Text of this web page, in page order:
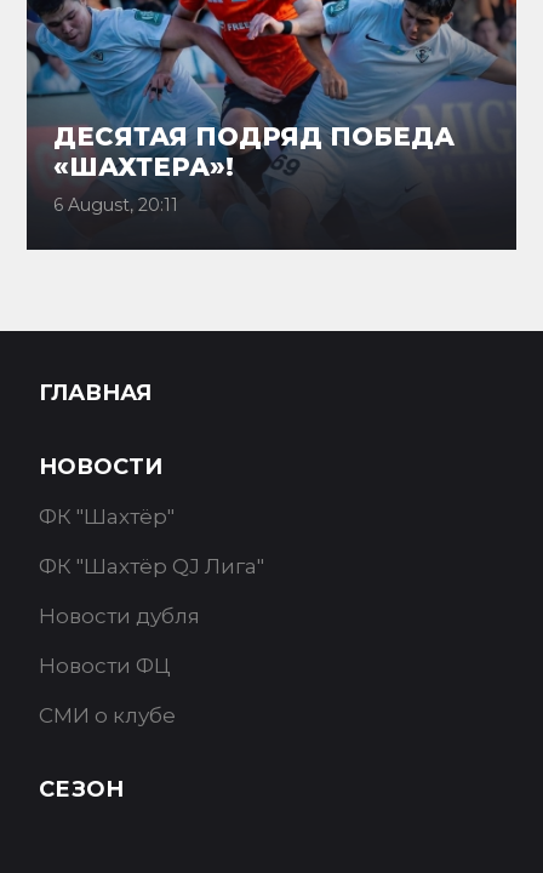
ДЕСЯТАЯ ПОДРЯД ПОБЕДА
«ШАХТЕРА»!
6 August, 20:11
ГЛАВНАЯ
НОВОСТИ
ФК "Шахтёр"
ФК "Шахтёр QJ Лига"
Новости дубля
Новости ФЦ
СМИ о клубе
СЕЗОН